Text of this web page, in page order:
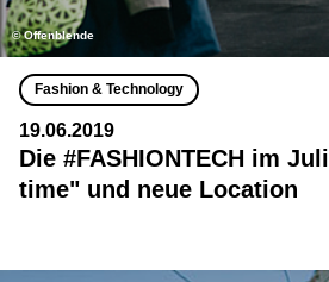
© Offenblende
Fashion & Technology
19.06.2019
Die #FASHIONTECH im
time" und neue Location